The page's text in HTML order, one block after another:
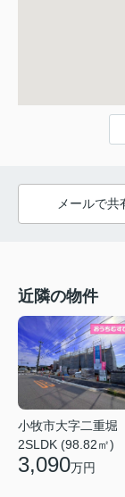
メールで共
近隣の物件
小牧市大字二重堀
2SLDK (98.82㎡)
3,090万円